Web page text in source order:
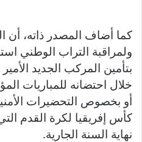
كما أضاف المصدر ذاته، أن
ولمراقبة التراب الوطني
بتأمين المركب الجديد
خلال احتضانه للمباريات
أو بخصوص التحضيرات
كأس إفريقيا لكرة القدم
نهاية السنة الجارية.